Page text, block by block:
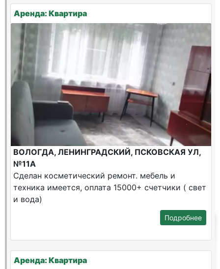
Аренда: Квартира
ВОЛОГДА, ЛЕНИНГРАДСКИЙ, ПСКОВСКАЯ УЛ,
№11А
Сделан косметический ремонт. мебель и
техника имеется, оплата 15000+ счетчики ( свет
и вода)
Подробнее
Аренда: Квартира